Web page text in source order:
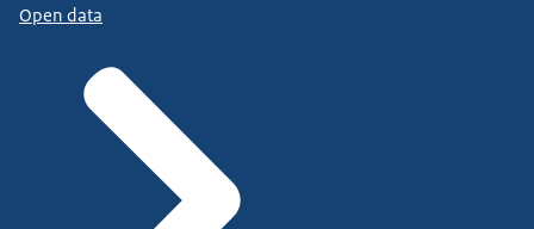
Open data